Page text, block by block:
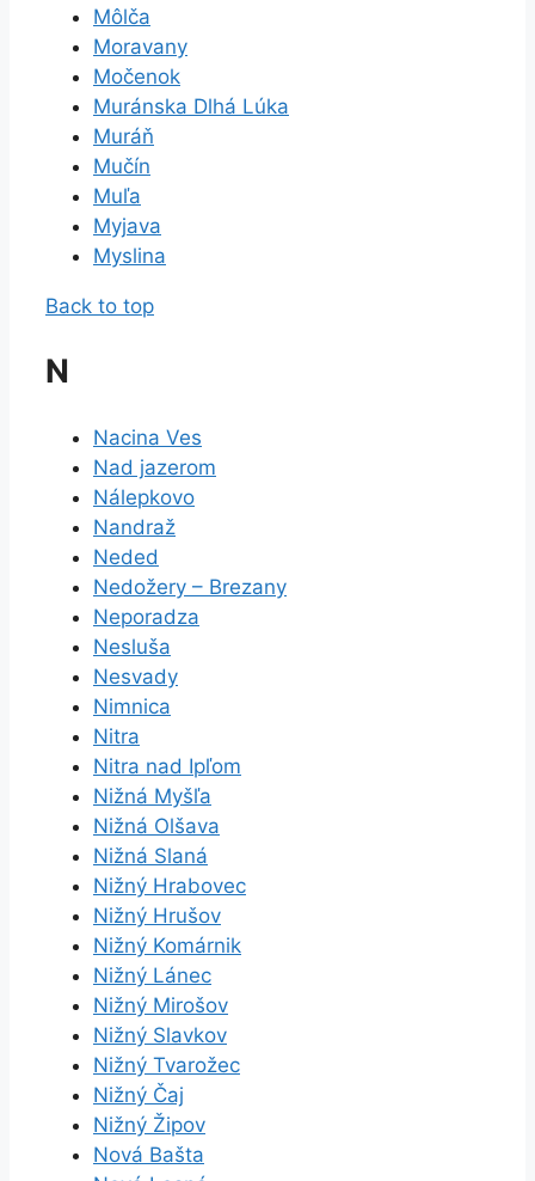
Môlča
Moravany
Močenok
Muránska Dlhá Lúka
Muráň
Mučín
Muľa
Myjava
Myslina
Back to top
N
Nacina Ves
Nad jazerom
Nálepkovo
Nandraž
Neded
Nedožery – Brezany
Neporadza
Nesluša
Nesvady
Nimnica
Nitra
Nitra nad Ipľom
Nižná Myšľa
Nižná Olšava
Nižná Slaná
Nižný Hrabovec
Nižný Hrušov
Nižný Komárnik
Nižný Lánec
Nižný Mirošov
Nižný Slavkov
Nižný Tvarožec
Nižný Čaj
Nižný Žipov
Nová Bašta